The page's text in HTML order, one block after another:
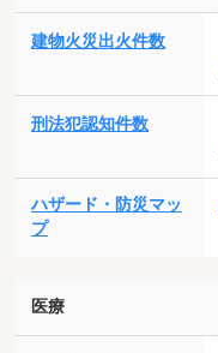
建物火災出火件数
刑法犯認知件数
ハザード・防災マッ
プ
医療